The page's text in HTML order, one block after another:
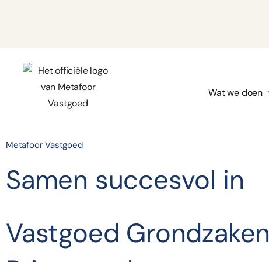
Wat we doen
Metafoor Vastgoed
Samen succesvol in
Vastgoed Grondzaken